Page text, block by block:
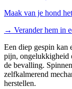
Maak van je hond
→ Verander hem in
Een diep gespin kan
pijn, ongelukkigheid
de bevalling.
zelfkalmerend
herstellen.